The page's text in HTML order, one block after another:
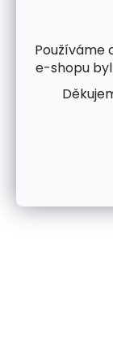
Používáme
e-shopu